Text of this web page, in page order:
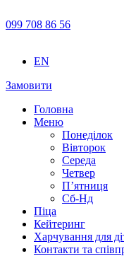
099 708 86 56
EN
Замовити
Головна
Меню
Понеділок
Вівторок
Середа
Четвер
П’ятниця
Сб-Нд
Піца
Кейтеринг
Харчування для
Контакти та